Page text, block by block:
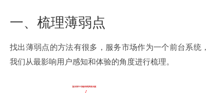
一、梳理薄弱点
找出薄弱点的方法有很多，服务市场作为一个前台系统，
我们从最影响用户感知和体验的角度进行梳理。